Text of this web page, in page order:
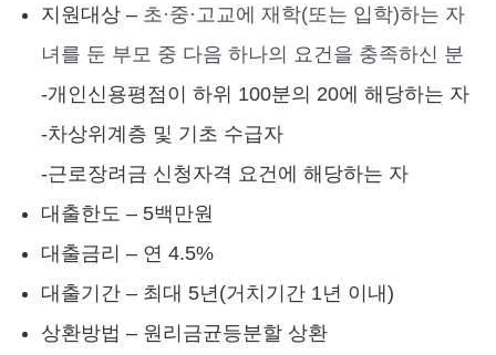
지원대상 – 초·중·고교에 재학(또는 입학)하는 자
녀를 둔 부모 중 다음 하나의 요건을 충족하신 분
-개인신용평점이 하위 100분의 20에 해당하는 자
-차상위계층 및 기초 수급자
-근로장려금 신청자격 요건에 해당하는 자
대출한도 – 5백만원
대출금리 – 연 4.5%
대출기간 – 최대 5년(거치기간 1년 이내)
상환방법 – 원리금균등분할 상환